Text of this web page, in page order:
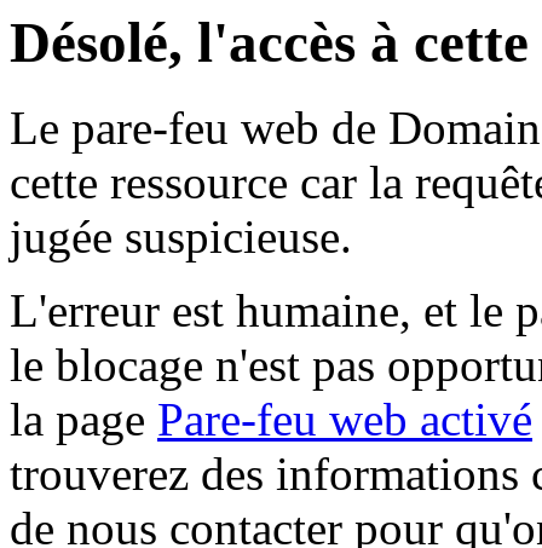
Désolé, l'accès à
Le pare-feu web de
cette ressource car la
jugée suspicieuse.
L'erreur est humaine, et le
le blocage n'est pas
la page Pare-feu web activé
trouverez des informations
de nous contacter pour